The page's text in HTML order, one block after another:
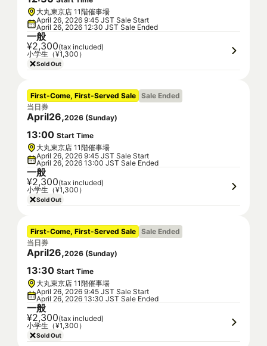
大丸東京店 11階催事場
April 26, 2026 9:45 JST Sale Start
April 26, 2026 12:30 JST Sale Ended
一般
¥2,300(tax included)
小学生（¥1,300）
Sold Out
First-Come, First-Served Sale Sale Ended
当日券
April26,2026 (Sunday)
13:00 Start Time
大丸東京店 11階催事場
April 26, 2026 9:45 JST Sale Start
April 26, 2026 13:00 JST Sale Ended
一般
¥2,300(tax included)
小学生（¥1,300）
Sold Out
First-Come, First-Served Sale Sale Ended
当日券
April26,2026 (Sunday)
13:30 Start Time
大丸東京店 11階催事場
April 26, 2026 9:45 JST Sale Start
April 26, 2026 13:30 JST Sale Ended
一般
¥2,300(tax included)
小学生（¥1,300）
Sold Out